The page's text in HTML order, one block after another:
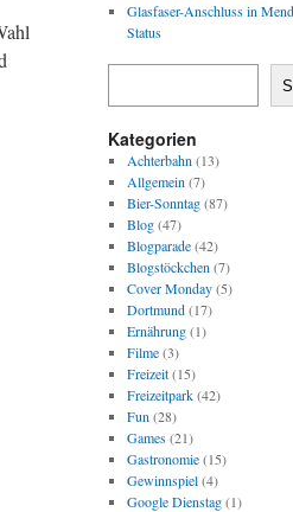
Glasfaser-Anschluss in
Status
Kategorien
Achterbahn (13)
Allgemein (7)
Bier-Sonntag(87)
Blog(47)
Blogparade(42)
Blogstöckchen (7)
Cover Monday(5)
Dortmund(17)
Ernährung(1)
Filme(3)
Freizeit(15)
Freizeitpark(42)
Fun (28)
Games(21)
Gastronomie(15)
Gewinnspiel(4)
Google Dienstag(1)